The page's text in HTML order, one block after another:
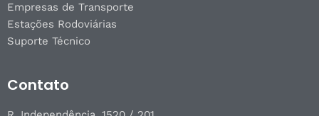
Empresas de Transporte
Estações Rodoviárias
Suporte Técnico
Contato